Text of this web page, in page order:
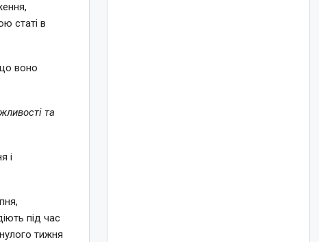
статі в
воно
та
і
під час
тижня